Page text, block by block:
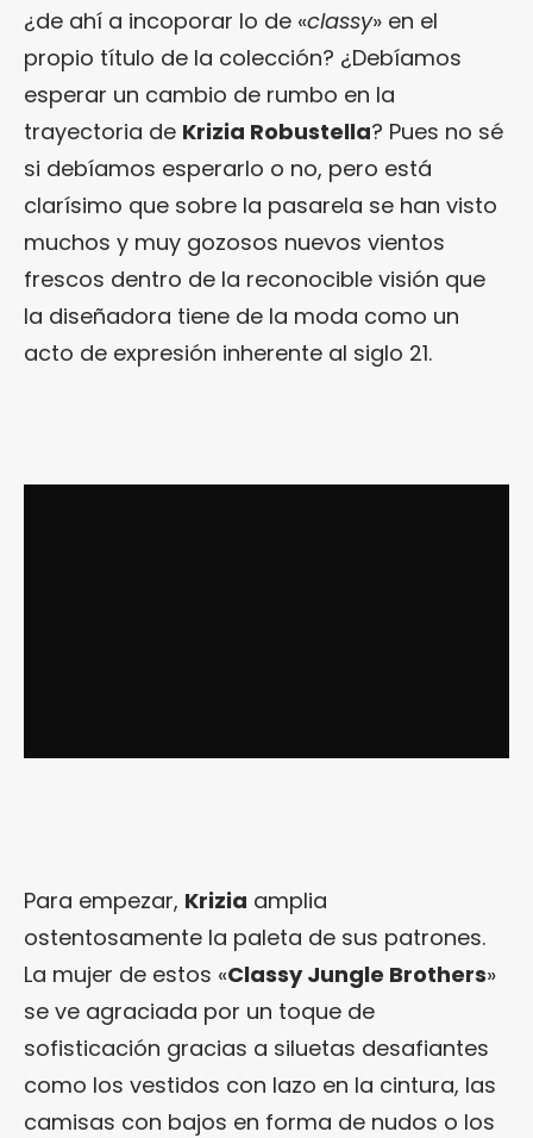
¿de ahí a incoporar lo de «classy» en el
propio título de la colección? ¿Debíamos
esperar un cambio de rumbo en la
trayectoria de Krizia Robustella? Pues no sé
si debíamos esperarlo o no, pero está
clarísimo que sobre la pasarela se han visto
muchos y muy gozosos nuevos vientos
frescos dentro de la reconocible visión que
la diseñadora tiene de la moda como un
acto de expresión inherente al siglo 21.
Para empezar, Krizia amplia
ostentosamente la paleta de sus patrones.
La mujer de estos «Classy Jungle Brothers»
se ve agraciada por un toque de
sofisticación gracias a siluetas desafiantes
como los vestidos con lazo en la cintura, las
camisas con bajos en forma de nudos o los